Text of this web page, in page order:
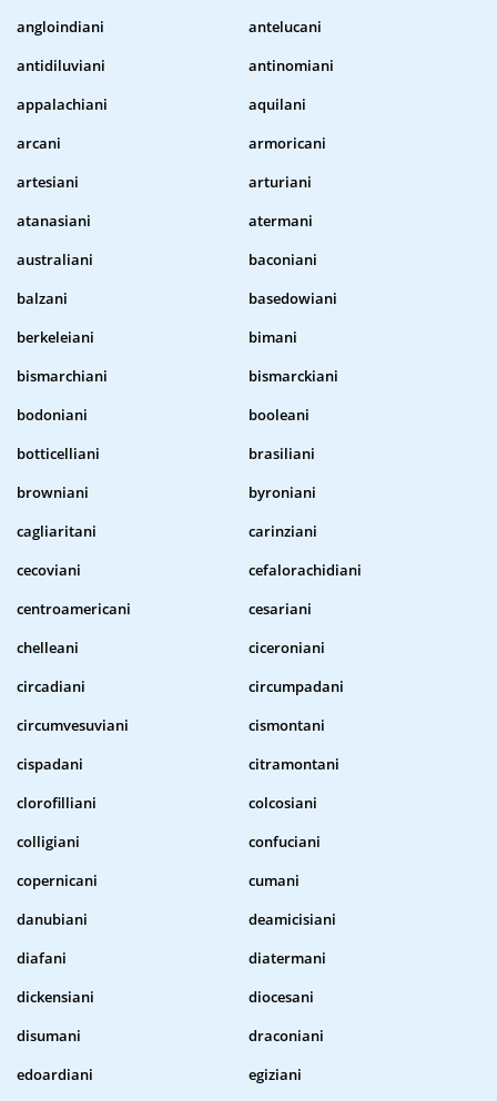
angloindiani
antelucani
antidiluviani
antinomiani
appalachiani
aquilani
arcani
armoricani
artesiani
arturiani
atanasiani
atermani
australiani
baconiani
balzani
basedowiani
berkeleiani
bimani
bismarchiani
bismarckiani
bodoniani
booleani
botticelliani
brasiliani
browniani
byroniani
cagliaritani
carinziani
cecoviani
cefalorachidiani
centroamericani
cesariani
chelleani
ciceroniani
circadiani
circumpadani
circumvesuviani
cismontani
cispadani
citramontani
clorofilliani
colcosiani
colligiani
confuciani
copernicani
cumani
danubiani
deamicisiani
diafani
diatermani
dickensiani
diocesani
disumani
draconiani
edoardiani
egiziani